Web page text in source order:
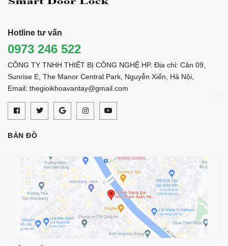
Hotline tư vấn
0973 246 522
CÔNG TY TNHH THIẾT BỊ CÔNG NGHỆ HP. Địa chỉ: Căn 09,
Sunrise E, The Manor Central Park, Nguyễn Xiển, Hà Nội,
Email: thegioikhoavantay@gmail.com
BẢN ĐỒ